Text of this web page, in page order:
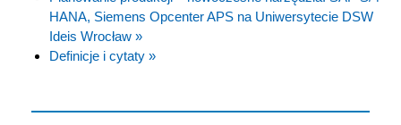
HANA, Siemens Opcenter APS na Uniwersytecie DSW
Ideis Wrocław »
Definicje i cytaty »